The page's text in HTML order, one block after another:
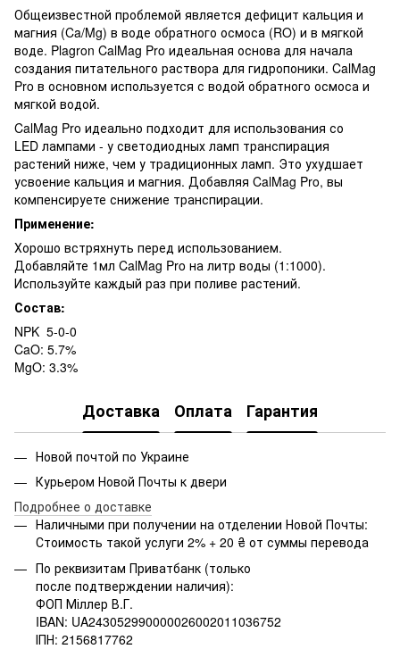
Общеизвестной проблемой является дефицит кальция и
магния (Ca/Mg) в воде обратного осмоса (RO) и в мягкой
воде. Plagron CalMag Pro идеальная основа для начала
создания питательного раствора для гидропоники. CalMag
Pro в основном используется с водой обратного осмоса и
мягкой водой.
CalMag Pro идеально подходит для использования со
LED лампами - у светодиодных ламп транспирация
растений ниже, чем у традиционных ламп. Это ухудшает
усвоение кальция и магния. Добавляя CalMag Pro, вы
компенсируете снижение транспирации.
Применение:
Хорошо встряхнуть перед использованием.
Добавляйте 1мл CalMag Pro на литр воды (1:1000).
Используйте каждый раз при поливе растений.
Состав:
NPK 5-0-0
CaO: 5.7%
MgO: 3.3%
Доставка Оплата Гарантия
Новой почтой по Украине
Курьером Новой Почты к двери
Подробнее о доставке
Наличными при получении на отделении Новой Почты:
Стоимость такой услуги 2% + 20 ₴ от суммы перевода
По реквизитам Приватбанк (только
после подтверждении наличия):
ФОП Міллер В.Г.
IBAN: UA243052990000026002011036752
ІПН: 2156817762